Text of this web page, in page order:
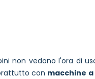
non vedono l'ora di
con macchine